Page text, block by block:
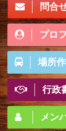
問合
プロ
場所
行政
メン